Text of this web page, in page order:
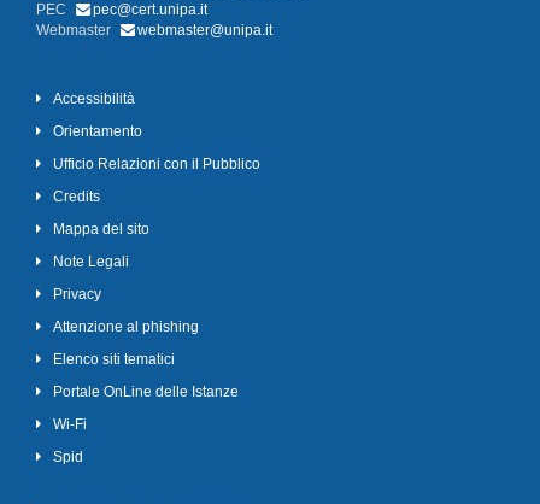
PEC
pec@cert.unipa.it
Webmaster
webmaster@unipa.it
Accessibilità
Orientamento
Ufficio Relazioni con il Pubblico
Credits
Mappa del sito
Note Legali
Privacy
Attenzione al phishing
Elenco siti tematici
Portale OnLine delle Istanze
Wi-Fi
Spid